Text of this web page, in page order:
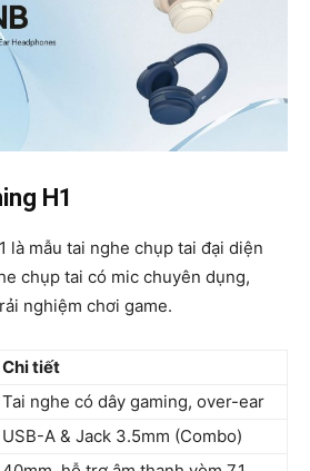
H1
là mẫu tai nghe chụp tai đại diện
chụp tai có mic chuyên dụng,
nghiệm chơi game.
Chi tiết
Tai nghe có dây gaming, over-ear
USB-A & Jack 3.5mm (Combo)